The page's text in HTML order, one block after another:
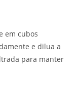
em cubos
e dilua a
para manter